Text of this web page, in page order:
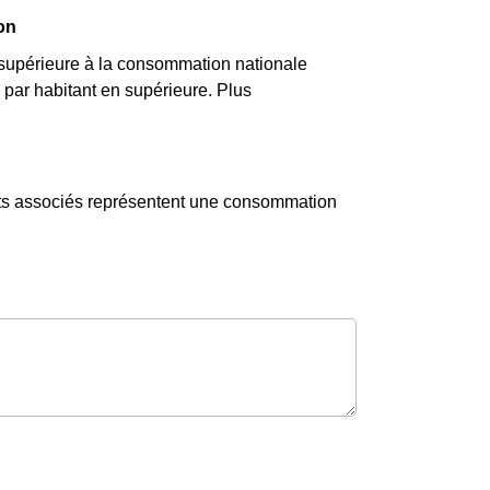
à la consommation nationale
habitant en supérieure. Plus
associés représentent une consommation